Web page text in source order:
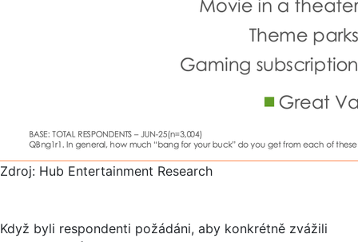
Zdroj: Hub Entertainment Research
Když byli respondenti požádáni, aby konkrétně zvážili